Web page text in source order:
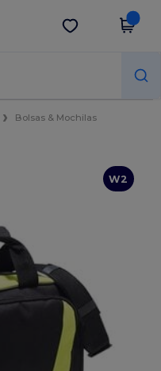
Descargar app
Bolsas & Mochilas
W2